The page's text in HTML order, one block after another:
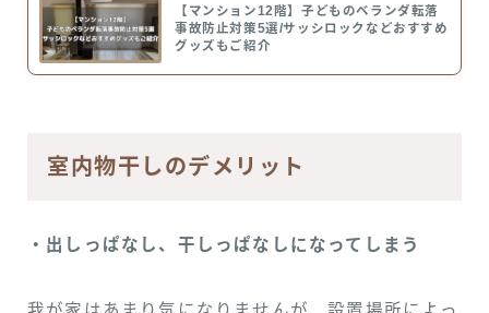
【マンション12階】子どものベランダ転落
事故防止対策5選/サッシロックなどおすすめ
グッズもご紹介
室内物干しのデメリット
・出しっぱなし、干しっぱなしになってしまう